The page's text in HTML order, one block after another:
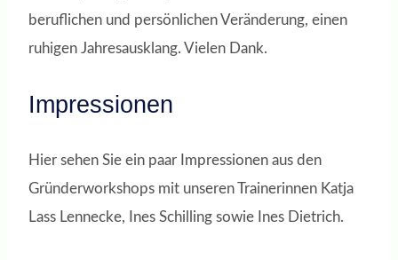
beruflichen und persönlichen Veränderung, einen
ruhigen Jahresausklang. Vielen Dank.
Impressionen
Hier sehen Sie ein paar Impressionen aus den
Gründerworkshops mit unseren Trainerinnen Katja
Lass Lennecke, Ines Schilling sowie Ines Dietrich.